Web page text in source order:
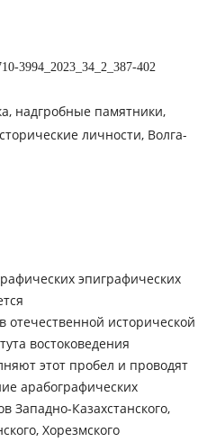
3994_2023_34_2_387-402
надгробные памятники,
личности, Волга-
эпиграфических
отечественной исторической
востоковедения
этот пробел и проводят
арабографических
Западно-Казахстанского,
Хорезмского